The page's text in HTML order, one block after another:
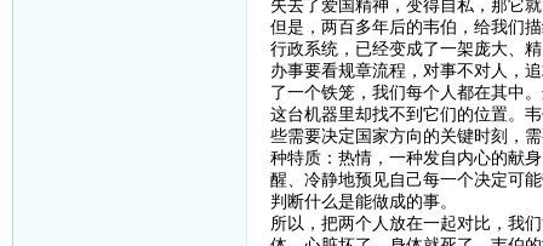
失去了爱国精神，变得自私，那它
但是，两百多年后的韦伯，给我们
行政系统，已经变成了一架庞大、
办事要看规章流程，对事不对人，
了一个铁笼，我们每个人都在其中
这台机器里却找不到它们的位置。
些需要决定国家方向的关键时刻，
种特质：热情，一种发自内心的献
醒、冷静地预见自己每一个决定可
判断什么是能做成的事。
所以，把两个人放在一起对比，我